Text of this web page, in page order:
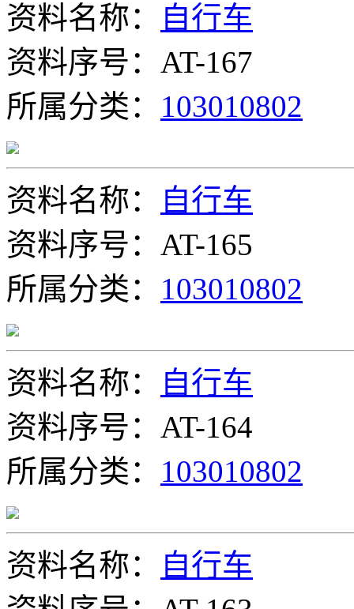
资料名称：
自行车
资料序号：AT-167
所属分类： 103010802
资料名称：
自行车
资料序号：AT-165
所属分类： 103010802
资料名称：
自行车
资料序号：AT-164
所属分类： 103010802
资料名称：
自行车